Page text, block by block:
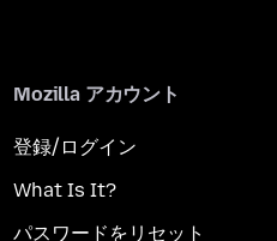
Mozilla アカウント
登録/ログイン
What Is It?
パスワードをリセット